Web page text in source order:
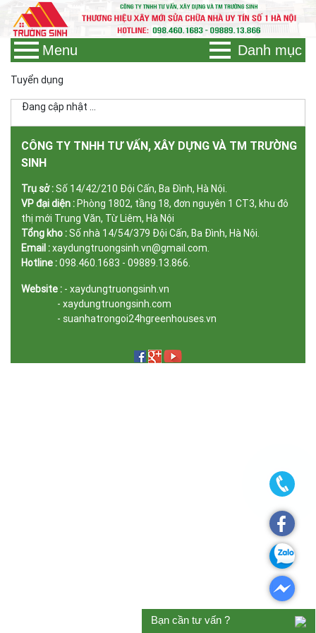
Danh mục
Menu
Tuyển dụng
Đang cập nhật ...
CÔNG TY TNHH TƯ VẤN, XÂY DỰNG VÀ TM TRƯỜNG
SINH
Trụ sở :Số 14/42/210 Đội Cấn, Ba Đình, Hà Nội.
VP đại diện :Phòng 1802, tầng 18, đơn nguyên 1 CT3, khu đô
thị mới Trung Văn, Từ Liêm, Hà Nội
Tổng kho :Số nhà 14/54/379 Đội Cấn, Ba Đình, Hà Nội.
Email :xaydungtruongsinh.vn@gmail.com.
Hotline :098.460.1683 - 09889.13.866.
Website : - xaydungtruongsinh.vn
- xaydungtruongsinh.com
- suanhatrongoi24hgreenhouses.vn
Bạn cần tư vấn ?